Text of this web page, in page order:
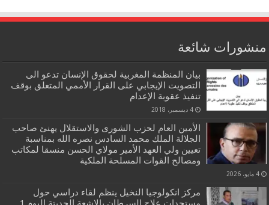
منشورات شائعة
بيان المنظمة المغربية لحقوق الإنسان تدعو الى
التصويت الإيجابي على القرار الأممي المتعلق بوقف
تنفيذ عقوبة الإعدام
4 ديسمبر، 2018
الأمين العام لحزب الشورى والاستقلال يهنئ صاحب
الجلالة الملك محمد السادس نصره الله بمناسبة
تعيين ولي العهد الأمير مولاي الحسن منسقا لمكاتب
ومصالح القوات المسلحة الملكية
4 مايو، 2026
مركز انكولوجيا النخيل ينظم لقاء دراسي حول